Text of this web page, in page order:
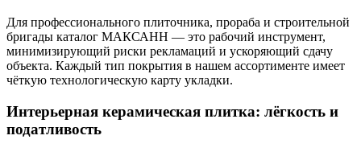
Для профессионального плиточника, прораба и строительной
бригады каталог МАКСАНН — это рабочий инструмент,
минимизирующий риски рекламаций и ускоряющий сдачу
объекта. Каждый тип покрытия в нашем ассортименте имеет
чёткую технологическую карту укладки.
Интерьерная керамическая плитка: лёгкость и
податливость